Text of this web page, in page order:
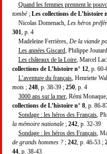
Quand les femmes prennent le
tombé; Les collections de L’histoire
Nicolas Domenach, Les héros
301 , p. 4
Madeleine Ferrières, De la viande
Les années Giscard , Philippe Joutard,
Les châteaux de la Loire , Marcel
collections de L’histoire n° 12 , p.
L’aventure du français , Henriette
mots ; 248 , p. 38-39 ; 250 , p. 4
3000 ans sur la mer , Rémi Monaque,
collections de L’histoire n° 8 , p. 86-
Sondage : les héros des Français ,
la mémoire nationale ; 242 , p. 32-39
Sondage : les héros des Français ,
de grands hommes ? ; 242 , p. 46-53 ;
44 , p. 38-43